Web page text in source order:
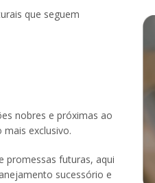
que seguem
nobres e próximas ao
exclusivo.
promessas futuras, aqui
sucessório e